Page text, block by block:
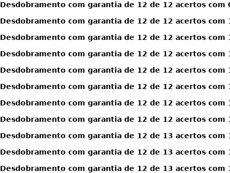
Desdobramento com garantia de 12 de 12 acertos com
Desdobramento com garantia de 12 de 12 acertos com
Desdobramento com garantia de 12 de 12 acertos com
Desdobramento com garantia de 12 de 12 acertos com
Desdobramento com garantia de 12 de 12 acertos com
Desdobramento com garantia de 12 de 12 acertos com
Desdobramento com garantia de 12 de 12 acertos com
Desdobramento com garantia de 12 de 12 acertos com
Desdobramento com garantia de 12 de 13 acertos com
Desdobramento com garantia de 12 de 13 acertos com
Desdobramento com garantia de 12 de 13 acertos com